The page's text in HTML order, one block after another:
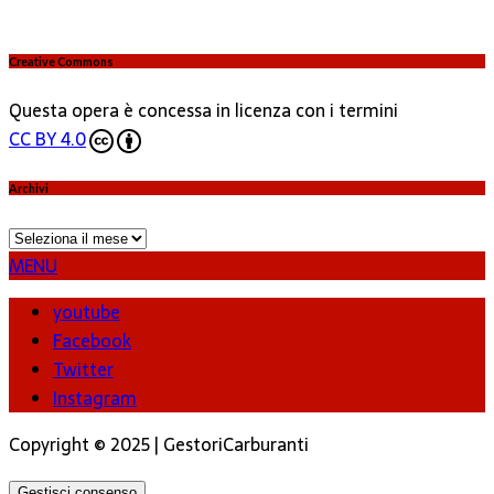
Creative Commons
Questa opera è concessa in licenza con i termini
CC BY 4.0
Archivi
Archivi
MENU
youtube
Facebook
Twitter
Instagram
Copyright © 2025 | GestoriCarburanti